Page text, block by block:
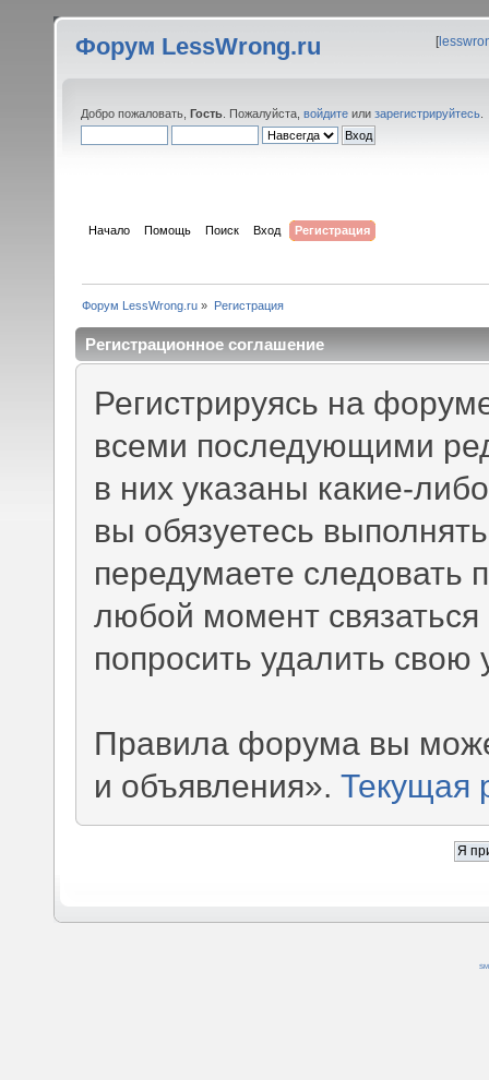
Форум LessWrong.ru [
Добро пожаловать, Гость . Пожалуйста, войдите или зарегистрируйтесь
Начало Помощь Поиск Вход Регистрация
Форум LessWrong.ru » Регистрация
Регистрационное соглашение
Регистрируясь на
всеми последующими
в них указаны какие-
вы обязуетесь
передумаете
любой момент
попросить удалить
Правила форума вы
и объявления».Текущая